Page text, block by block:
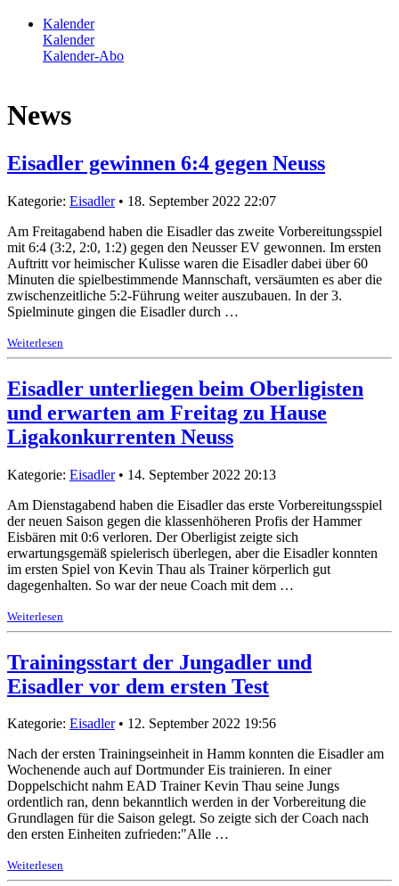
Kalender
Kalender
Kalender-Abo
News
Eisadler gewinnen 6:4 gegen Neuss
Kategorie: Eisadler• 18. September 2022 22:07
Am Freitagabend haben die Eisadler das zweite Vorbereitungsspiel
mit 6:4 (3:2, 2:0, 1:2) gegen den Neusser EV gewonnen. Im ersten
Auftritt vor heimischer Kulisse waren die Eisadler dabei über 60
Minuten die spielbestimmende Mannschaft, versäumten es aber die
zwischenzeitliche 5:2-Führung weiter auszubauen. In der 3.
Spielminute gingen die Eisadler durch …
Weiterlesen
Eisadler unterliegen beim Oberligisten
und erwarten am Freitag zu Hause
Ligakonkurrenten Neuss
Kategorie: Eisadler• 14. September 2022 20:13
Am Dienstagabend haben die Eisadler das erste Vorbereitungsspiel
der neuen Saison gegen die klassenhöheren Profis der Hammer
Eisbären mit 0:6 verloren. Der Oberligist zeigte sich
erwartungsgemäß spielerisch überlegen, aber die Eisadler konnten
im ersten Spiel von Kevin Thau als Trainer körperlich gut
dagegenhalten. So war der neue Coach mit dem …
Weiterlesen
Trainingsstart der Jungadler und
Eisadler vor dem ersten Test
Kategorie: Eisadler• 12. September 2022 19:56
Nach der ersten Trainingseinheit in Hamm konnten die Eisadler am
Wochenende auch auf Dortmunder Eis trainieren. In einer
Doppelschicht nahm EAD Trainer Kevin Thau seine Jungs
ordentlich ran, denn bekanntlich werden in der Vorbereitung die
Grundlagen für die Saison gelegt. So zeigte sich der Coach nach
den ersten Einheiten zufrieden:"Alle …
Weiterlesen